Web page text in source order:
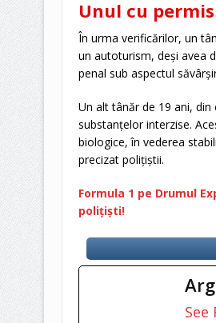
Unul cu
În urma verificărilor, un
un autoturism, deşi avea
penal sub aspectul
Un alt tânăr de 19 ani,
substanţelor interzise.
biologice, în vederea
precizat poliţiştii.
Formula 1 pe Drumul
polițiști!
See